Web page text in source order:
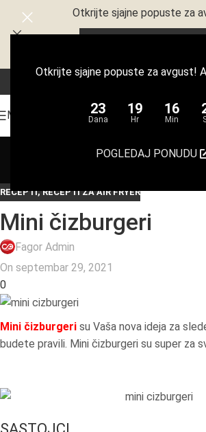
Otkrijte sjajne popuste za avgust!
23
Dana
19
Hr
16
Min
POGLEDAJ PONUDU
Otkrijte sjajne popuste za
MENI
Coralova
RECEPTI,RECEPTI ZA AIR FRYER
Mini čizburgeri
Fagor Admin
On septembar 29, 2021
0
Mini čizburgeri su Vaša nova ideja za
budete pravili. Mini čizburgeri su super za